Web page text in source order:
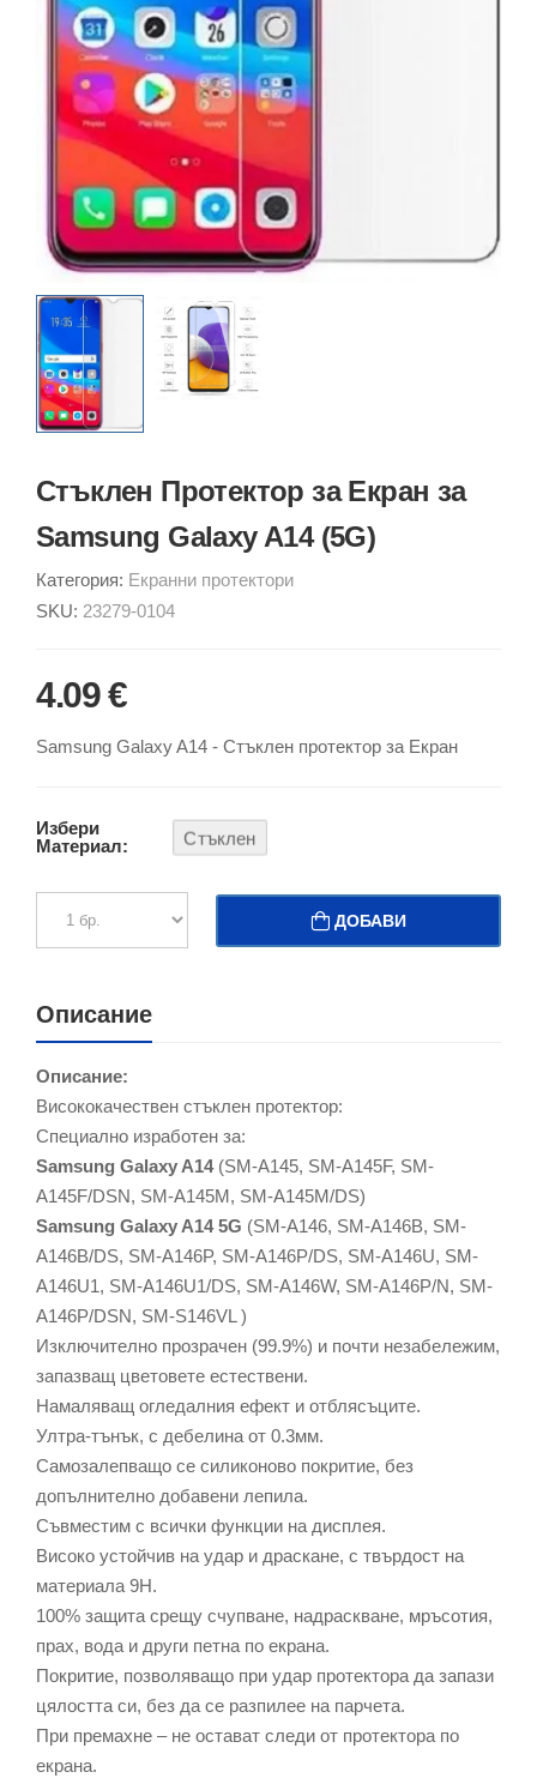
Стъклен Протектор за Екран за
Samsung Galaxy A14 (5G)
Категория: Екранни протектори
SKU: 23279-0104
4.09 €
Samsung Galaxy A14 - Стъклен протектор за Екран
Избери
Материал:
Стъклен
ДОБАВИ
Описание
Описание:
Висококачествен стъклен протектор:
Специално изработен за:
Samsung Galaxy A14(SM-A145, SM-A145F, SM-
A145F/DSN, SM-A145M, SM-A145M/DS)
Samsung Galaxy A14 5G (SM-A146, SM-A146B, SM-
A146B/DS, SM-A146P, SM-A146P/DS, SM-A146U, SM-
A146U1, SM-A146U1/DS, SM-A146W, SM-A146P/N, SM-
A146P/DSN, SM-S146VL )
Изключително прозрачен (99.9%) и почти незабележим,
запазващ цветовете естествени.
Намаляващ огледалния ефект и отблясъците.
Ултра-тънък, с дебелина от 0.3мм.
Самозалепващо се силиконово покритие, без
допълнително добавени лепила.
Съвместим с всички функции на дисплея.
Високо устойчив на удар и драскане, с твърдост на
материала 9Н.
100% защита срещу счупване, надраскване, мръсотия,
прах, вода и други петна по екрана.
Покритие, позволяващо при удар протектора да запази
цялостта си, без да се разпилее на парчета.
При премахне – не остават следи от протектора по
екрана.